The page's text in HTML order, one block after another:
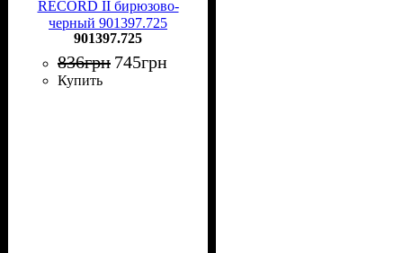
RECORD II бирюзово-
черный 901397.725
901397.725
836грн 745грн
Купить